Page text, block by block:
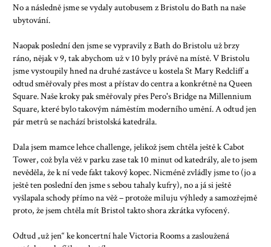
No a následně jsme se vydaly autobusem z Bristolu do Bath na naše
ubytování.
Naopak poslední den jsme se vypravily z Bath do Bristolu už brzy
ráno, nějak v 9, tak abychom už v 10 byly právě na místě. V Bristolu
jsme vystoupily hned na druhé zastávce u kostela St Mary Redcliff a
odtud směřovaly přes most a přístav do centra a konkrétně na Queen
Square. Naše kroky pak směřovaly přes Pero's Bridge na Millennium
Square, které bylo takovým náměstím moderního umění. A odtud jen
pár metrů se nachází bristolská katedrála.
Dala jsem mamce lehce challenge, jelikož jsem chtěla ještě k Cabot
Tower, což byla věž v parku zase tak 10 minut od katedrály, ale to jsem
nevěděla, že k ní vede fakt takový kopec. Nicméně zvládly jsme to (jo a
ještě ten poslední den jsme s sebou tahaly kufry), no a já si ještě
vyšlapala schody přímo na věž – protože miluju výhledy a samozřejmě
proto, že jsem chtěla mít Bristol takto shora zkrátka vyfocený.
Odtud „už jen“ ke koncertní hale Victoria Rooms a zasloužená